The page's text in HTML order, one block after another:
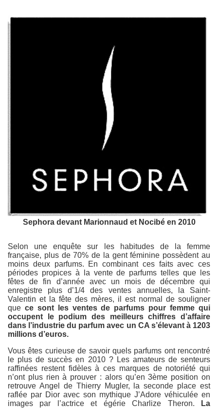
Sephora devant Marionnaud et Nocibé en 2010
Selon une enquête sur les habitudes de la femme
française, plus de 70% de la gent féminine possèdent au
moins deux parfums. En combinant ces faits avec ces
périodes propices à la vente de parfums telles que les
fêtes de fin d’année avec un mois de décembre qui
enregistre plus d’1/4 des ventes annuelles, la Saint-
Valentin et la fête des mères, il est normal de souligner
que ce sont les ventes de parfums pour femme qui
occupent le podium des meilleurs chiffres d’affaire
dans l’industrie du parfum avec un CA s’élevant à 1203
millions d’euros.
Vous êtes curieuse de savoir quels parfums ont rencontré
le plus de succès en 2010 ? Les amateurs de senteurs
raffinées restent fidèles à ces marques de notoriété qui
n’ont plus rien à prouver : alors qu’en 3ème position on
retrouve Angel de Thierry Mugler, la seconde place est
raflée par Dior avec son mythique J’Adore véhiculée en
images par l’actrice et égérie Charlize Theron.
La